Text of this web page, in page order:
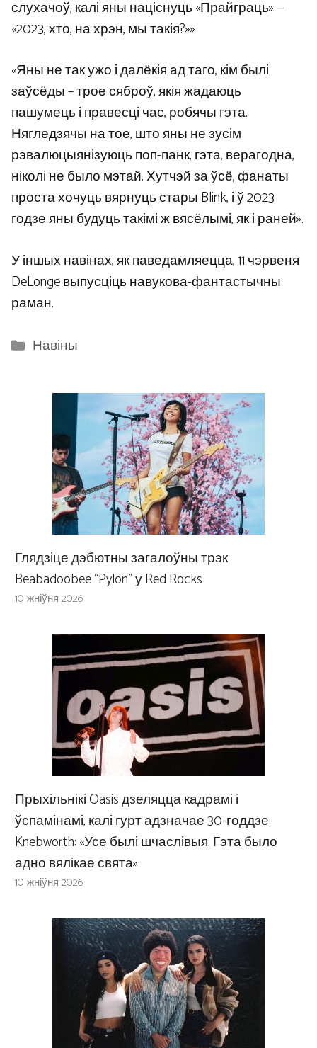
слухачоў, калі яны націснуць «Прайграць» —
«2023, хто, на хрэн, мы такія?»»
«Яны не так ужо і далёкія ад таго, кім былі
заўсёды – трое сяброў, якія жадаюць
пашумець і правесці час, робячы гэта.
Нягледзячы на ​​тое, што яны не зусім
рэвалюцыянізуюць поп-панк, гэта, верагодна,
ніколі не было мэтай. Хутчэй за ўсё, фанаты
проста хочуць вярнуць стары Blink, і ў 2023
годзе яны будуць такімі ж вясёлымі, як і раней».
У іншых навінах, як паведамляецца, 11 чэрвеня
DeLonge выпусціць навукова-фантастычны
раман.
Categories
Навіны
Глядзіце дэбютны загалоўны трэк
Beabadoobee “Pylon” у Red Rocks
10 жніўня 2026
Прыхільнікі Oasis дзеляцца кадрамі і
ўспамінамі, калі гурт адзначае 30-годдзе
Knebworth: «Усе былі шчаслівыя. Гэта было
адно вялікае свята»
10 жніўня 2026